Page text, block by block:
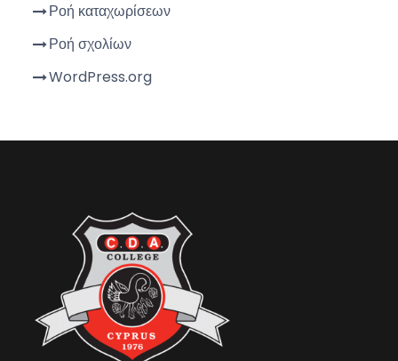
Ροή καταχωρίσεων
Ροή σχολίων
WordPress.org